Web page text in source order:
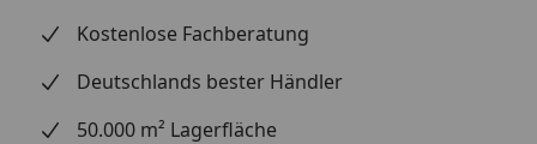
Gesamtstärke:
Kostenlose Fachberatung
Deutschlands bester Händler
50.000 m² Lagerfläche